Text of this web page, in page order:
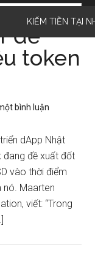
KIẾM TIỀN TẠI
đề
token
bình luận
dApp Nhật
đang đề xuất đốt
vào thời điểm
nó. Maarten
viết: “Trong